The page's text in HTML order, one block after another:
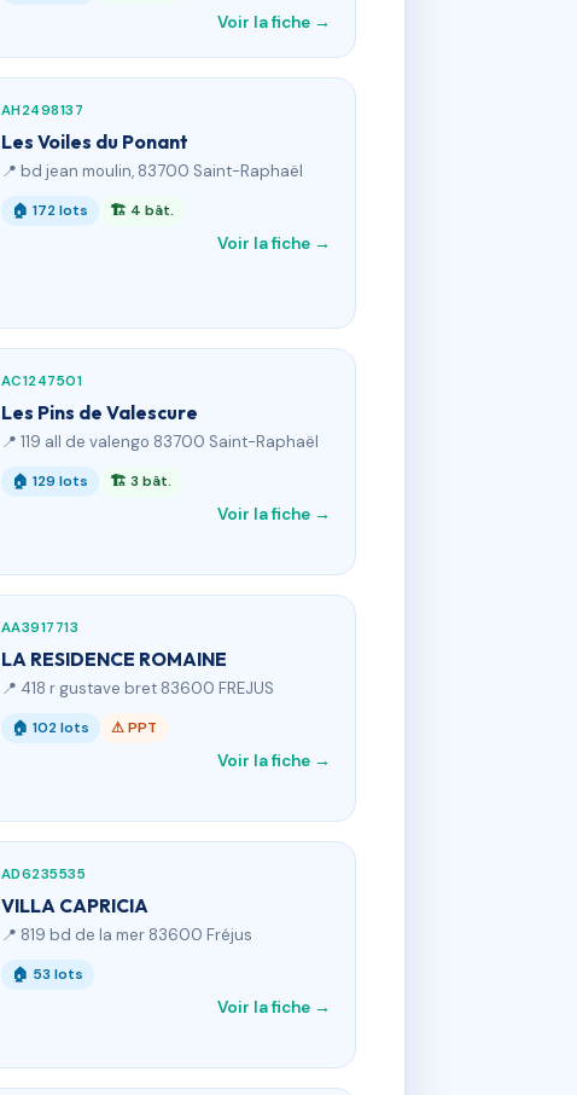
Voir la fiche →
AH2498137
Les Voiles du Ponant
📍 bd jean moulin, 83700 Saint-Raphaël
🏠 172 lots 🏗 4 bât.
Voir la fiche →
AC1247501
Les Pins de Valescure
📍 119 all de valengo 83700 Saint-Raphaël
🏠 129 lots 🏗 3 bât.
Voir la fiche →
AA3917713
LA RESIDENCE ROMAINE
📍 418 r gustave bret 83600 FREJUS
🏠 102 lots ⚠ PPT
Voir la fiche →
AD6235535
VILLA CAPRICIA
📍 819 bd de la mer 83600 Fréjus
🏠 53 lots
Voir la fiche →